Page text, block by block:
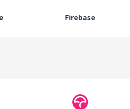
Firebase